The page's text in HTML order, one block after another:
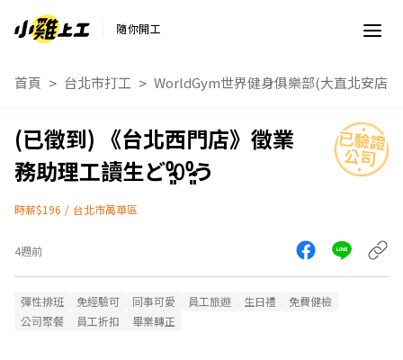
隨你開工
首頁 台北市打工 WorldGym世界健身俱樂部(大直北安店
《台北西門店》徵業
務助理工讀生ど⁰̷̴͈꒨⁰̷̴͈う
時薪$196 / 台北市萬華區
4週前
彈性排班 免經驗可 同事可愛 員工旅遊 生日禮
免費健檢
公司聚餐
員工折扣 畢業轉正